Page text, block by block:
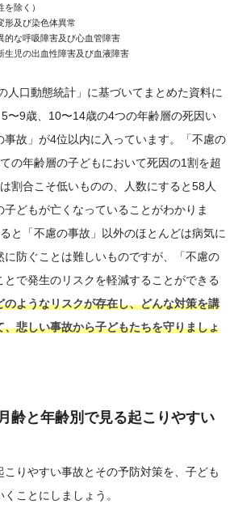
除く）
及び染色体異常
な呼吸障害及び心血管障害
児の出血性障害及び血液障害
人口動態統計」に基づいてまとめた資料に
〜9歳、10〜14歳の4つの年齢層の死因い
事故」が4位以内に入っています。「不慮の
の年齢層の子どもにおいて死因の1割を超
割合こそ低いものの、人数にすると58人
子どもが亡くなっていることがわかりま
と「不慮の事故」以外のほとんどは病気に
防ぐことは難しいものですが、「不慮の
で発生のリスクを軽減することができる
のようなリスクが存在し、どんな対策を講
悲しい事故から子どもたちを守りましょ
齢と年齢別で見る起こりやすい
こりやすい事故とその予防対策を、子ども
ことにしましょう。